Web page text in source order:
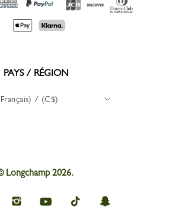
PAYS / RÉGION
/ (C$)
Longchamp 2026.
Longchamp
on
Longchamp
on
Longchamp
on
Longchamp
on